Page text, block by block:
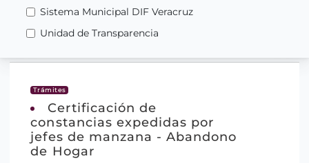
Sistema Municipal DIF Veracruz
Unidad de Transparencia
Trámites
Certificación de
constancias expedidas por
jefes de manzana - Abandono
de Hogar